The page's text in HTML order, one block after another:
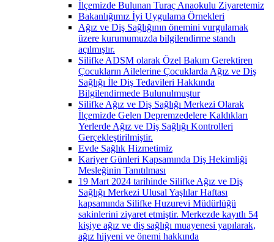
İlçemizde Bulunan Turaç Anaokulu Ziyaretemiz
Bakanlığımız İyi Uygulama Örnekleri
Ağız ve Diş Sağlığının önemini vurgulamak
üzere kurumumuzda bilgilendirme standı
açılmıştır.
Silifke ADSM olarak Özel Bakım Gerektiren
Çocukların Ailelerine Çocuklarda Ağız ve Diş
Sağlığı İle Diş Tedavileri Hakkında
Bilgilendirmede Bulunulmuştur
Silifke Ağız ve Diş Sağlığı Merkezi Olarak
İlçemizde Gelen Depremzedelere Kaldıkları
Yerlerde Ağız ve Diş Sağlığı Kontrolleri
Gerçekleştirilmiştir.
Evde Sağlık Hizmetimiz
Kariyer Günleri Kapsamında Diş Hekimliği
Mesleğinin Tanıtılması
19 Mart 2024 tarihinde Silifke Ağız ve Diş
Sağlığı Merkezi Ulusal Yaşlılar Haftası
kapsamında Silifke Huzurevi Müdürlüğü
sakinlerini ziyaret etmiştir. Merkezde kayıtlı 54
kişiye ağız ve diş sağlığı muayenesi yapılarak,
ağız hijyeni ve önemi hakkında